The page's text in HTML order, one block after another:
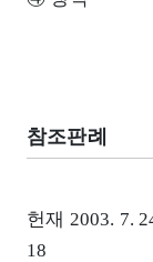
참조판례
헌재 2003. 7.
18